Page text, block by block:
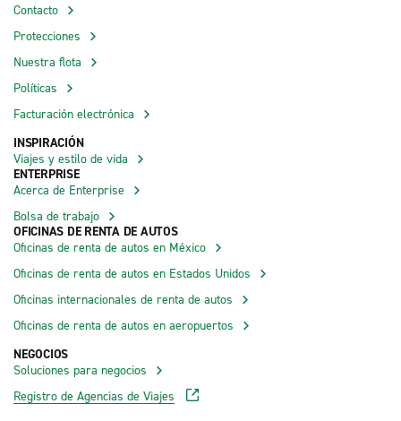
Contacto
Protecciones
Nuestra flota
Políticas
Facturación electrónica
INSPIRACIÓN
Viajes y estilo de vida
ENTERPRISE
Acerca de Enterprise
Bolsa de trabajo
OFICINAS DE RENTA DE AUTOS
Oficinas de renta de autos en México
Oficinas de renta de autos en Estados Unidos
Oficinas internacionales de renta de autos
Oficinas de renta de autos en aeropuertos
NEGOCIOS
Soluciones para negocios
Registro de Agencias de Viajes